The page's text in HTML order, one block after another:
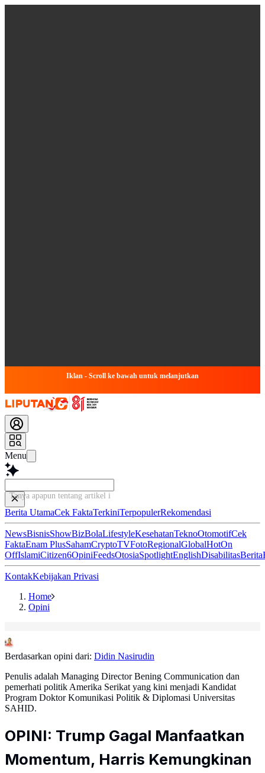
Iklan - Scroll ke bawah untuk melanjutkan
Menu
Tanya apapun tentang artikel ini...
Berita UtamaCek FaktaTerkiniTerpopulerRekomendasi
NewsBisnisShowBizBolaLifestyleKesehatanTeknoOtomotifCek
FaktaEnam PlusSahamCryptoTVFotoRegionalGlobalHotOn
OffIslamiCitizen6OpiniFeedsOtosiaSpotlightEnglishDisabilitasBerita
KontakKebijakan Privasi
Home
Opini
Berdasarkan opini dari: Didin Nasirudin
Penulis adalah Managing Director Bening Communication dan
pemerhati politik Amerika Serikat yang kini menjadi Kandidat
Program Doktor Komunikasi Politik & Diplomasi Universitas
SAHID.
OPINI: Trump Gagal Manfaatkan
Momentum, Harris Kemungkinan